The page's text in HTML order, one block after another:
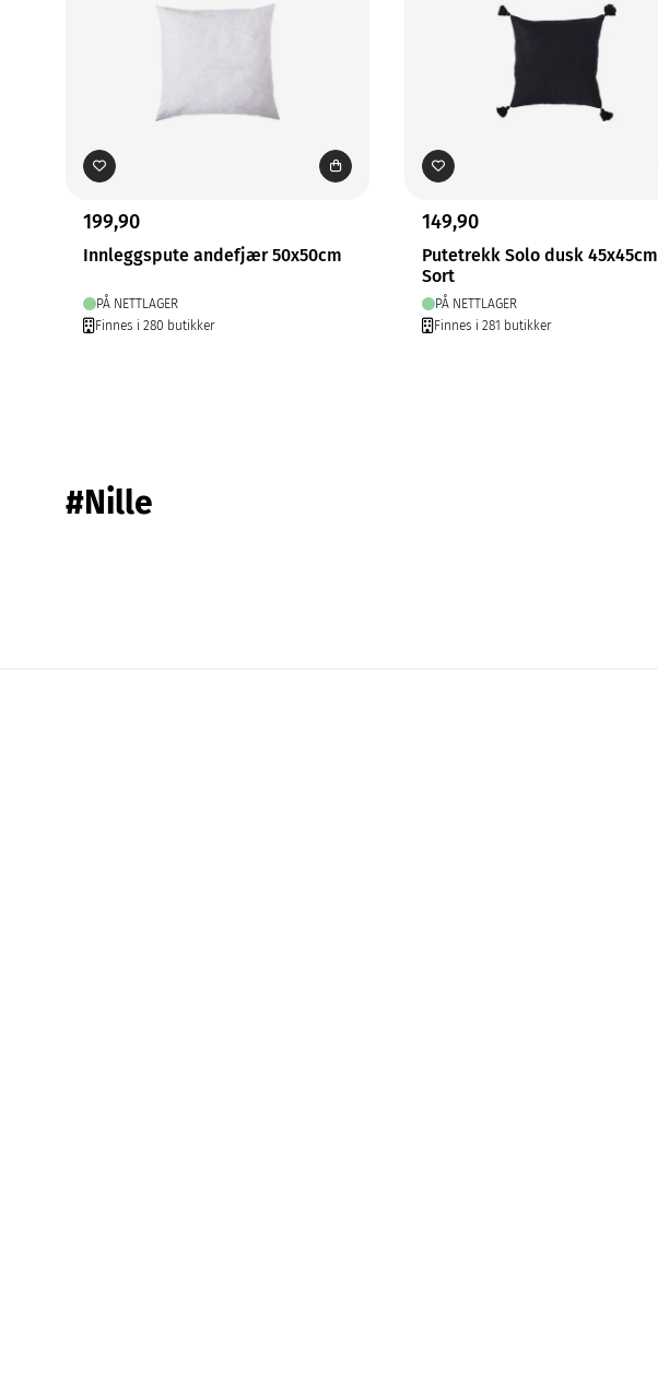
199,90
Innleggspute andefjær 50x50cm
PÅ NETTLAGER
Finnes i 280 butikker
149,90
Putetrekk Solo dusk 45x45cm
Sort
PÅ NETTLAGER
Finnes i 281 butikker
#Nille